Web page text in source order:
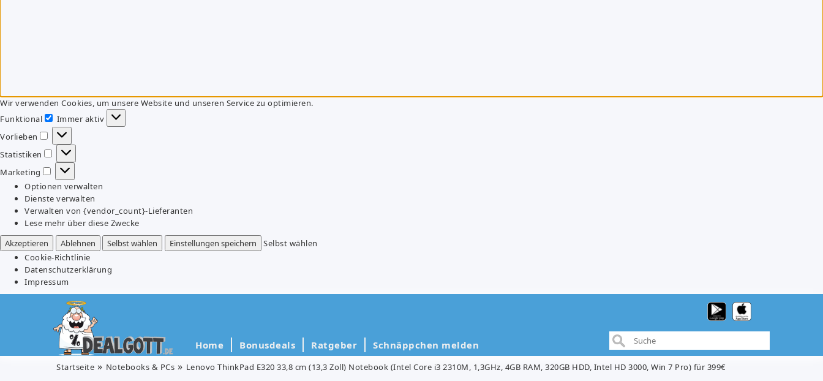
Wir verwenden Cookies, um unsere Website und unseren Service zu optimieren.
Funktional
Funktional
Immer aktiv
Vorlieben
Vorlieben
Statistiken
Statistiken
Marketing
Marketing
Optionen verwalten
Dienste verwalten
Verwalten von {vendor_count}-Lieferanten
Lese mehr über diese Zwecke
Akzeptieren
Ablehnen Selbst wählen Einstellungen speichern
Selbst wählen
Cookie-Richtlinie
Datenschutzerklärung
Impressum
Home Bonusdeals Ratgeber Schnäppchen melden
Startseite Notebooks & PCs Lenovo ThinkPad E320 33,8 cm (13,3 Zoll) Notebook (Intel Core i3 2310M, 1,3GHz, 4GB RAM, 320GB HDD, Intel HD 3000, Win 7 Pro) für 399€